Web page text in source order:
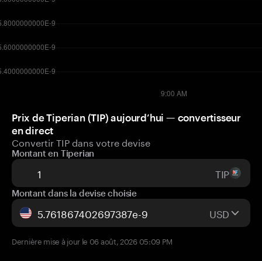
Prix de Tiperian (TIP) aujourd’hui — convertisseur
en direct
Convertir TIP dans votre devise
Montant en Tiperian
TIP
Montant dans la devise choisie
USD
Dernière mise à jour le 06 août, 2026 05:09 PM